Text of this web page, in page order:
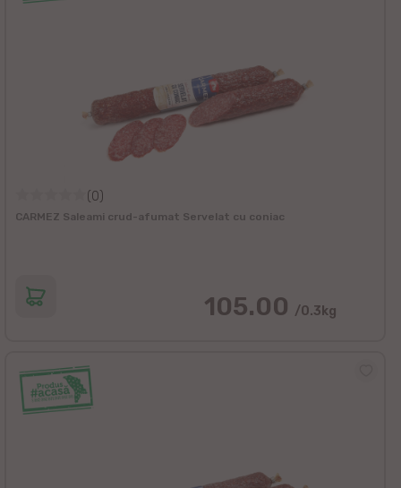
(0)
CARMEZ Saleami crud-afumat Servelat cu coniac
105.00 /0.3kg